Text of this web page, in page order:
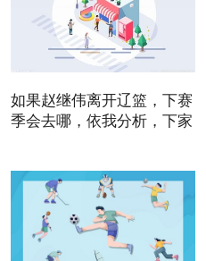
如果赵继伟离开辽篮，下赛
季会去哪，依我分析，下家